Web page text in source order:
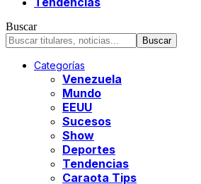
Buscar
Categorías
Venezuela
Mundo
EEUU
Sucesos
Show
Deportes
Tendencias
Caraota Tips